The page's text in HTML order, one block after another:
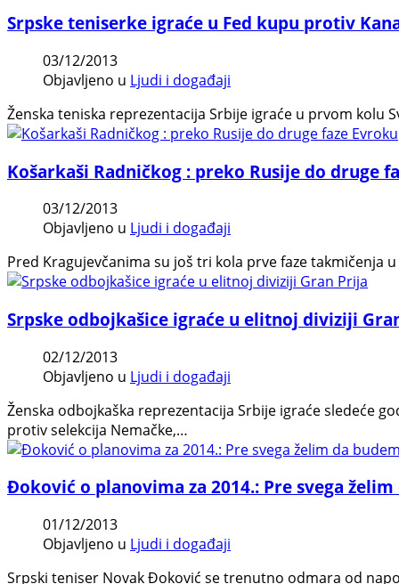
Srpske teniserke igraće u Fed kupu protiv
03/12/2013
Objavljeno u Ljudi i događaji
Ženska teniska reprezentacija Srbije igraće u prvom kolu
Košarkaši Radničkog : preko Rusije do druge
03/12/2013
Objavljeno u Ljudi i događaji
Pred Kragujevčanima su još tri kola prve faze takmičenja
Srpske odbojkašice igraće u elitnoj diviziji
02/12/2013
Objavljeno u Ljudi i događaji
Ženska odbojkaška reprezentacija Srbije igraće sledeće
protiv selekcija Nemačke,…
Đoković o planovima za 2014.: Pre svega
01/12/2013
Objavljeno u Ljudi i događaji
Srpski teniser Novak Đoković se trenutno odmara od